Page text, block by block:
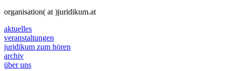
organisation( at )juridikum.at
aktuelles
veranstaltungen
juridikum zum hören
archiv
über uns